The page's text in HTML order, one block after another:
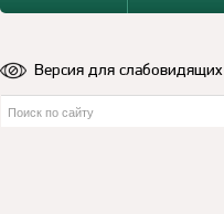
Версия для слабовидящих